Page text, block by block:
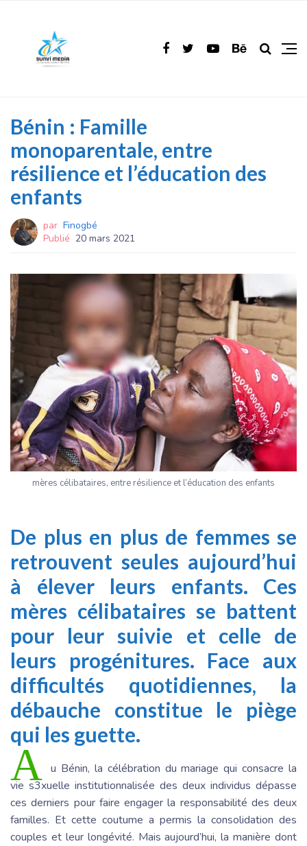
Bénin : Famille
monoparentale, entre
résilience et l’éducation des
enfants
par Finogbé
Publié 20 mars 2021
mères célibataires, entre résilience et l’éducation des enfants
De plus en plus de femmes se
retrouvent seules aujourd’hui
à élever leurs enfants. Ces
mères célibataires se battent
pour leur suivie et celle de
leurs progénitures. Face aux
difficultés quotidiennes, la
débauche constitue le piège
qui les guette.
A u Bénin, la célébration du mariage qui consacre la
vie s3xuelle institutionnalisée des deux individus dépasse
ces derniers pour faire engager la responsabilité des deux
familles. Et cette coutume a permis la consolidation des
couples et leur longévité. Mais aujourd’hui, la manière dont